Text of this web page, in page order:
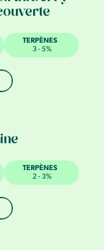
TERPÈNES
3 - 5%
TERPÈNES
2 - 3%